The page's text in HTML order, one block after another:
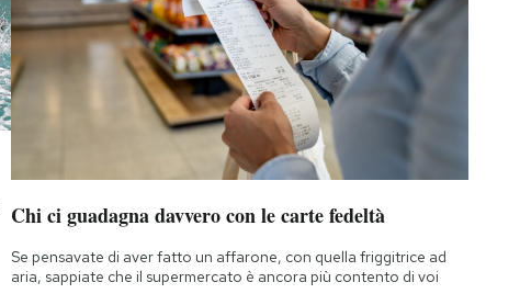
Chi ci guadagna davvero con le carte fedeltà
Se pensavate di aver fatto un affarone, con quella friggitrice ad
aria, sappiate che il supermercato è ancora più contento di voi